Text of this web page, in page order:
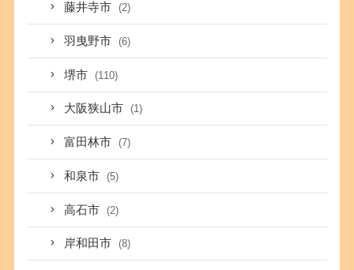
藤井寺市 (2)
羽曳野市 (6)
堺市 (110)
大阪狭山市 (1)
富田林市 (7)
和泉市 (5)
高石市 (2)
岸和田市 (8)